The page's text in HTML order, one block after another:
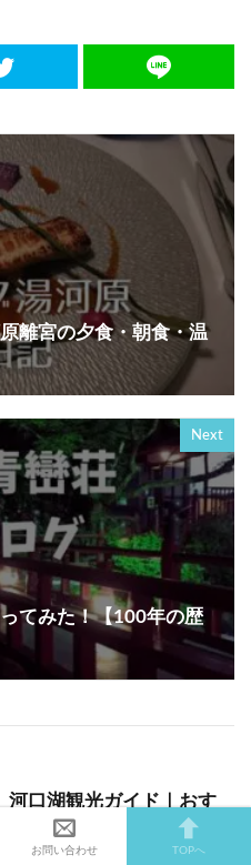
離宮の夕食・朝食・温
Next
てみた！【100年の歴
河口湖観光ガイド｜おす
すめスポット・ランチ・
カフェを実体験で紹介
お問い合わせ TOPへ